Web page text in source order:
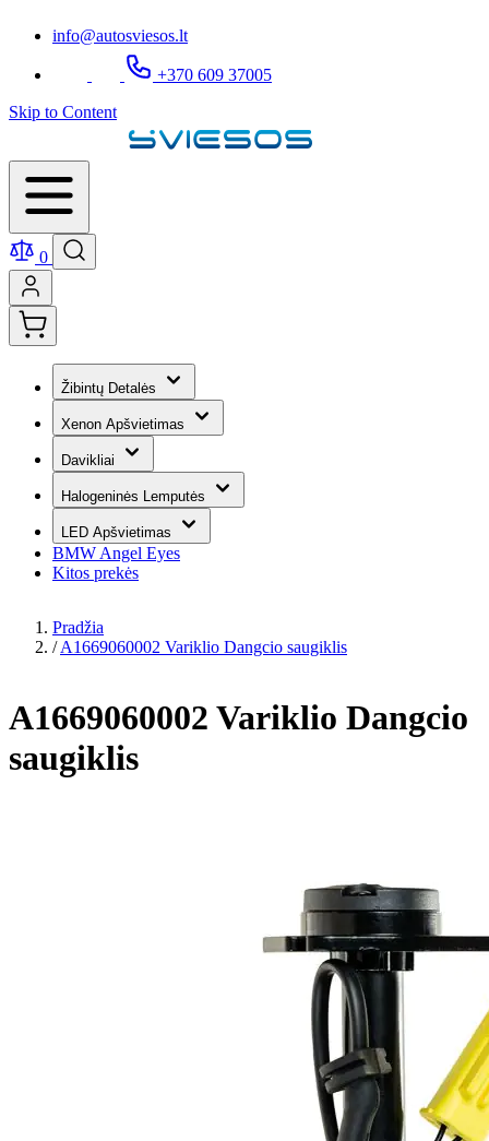
info@autosviesos.lt
+370 609 37005
Skip to Content
0
Žibintų Detalės
Xenon Apšvietimas
Davikliai
Halogeninės Lemputės
LED Apšvietimas
BMW Angel Eyes
Kitos prekės
Pradžia
/ A1669060002 Variklio Dangcio saugiklis
A1669060002 Variklio Dangcio
saugiklis